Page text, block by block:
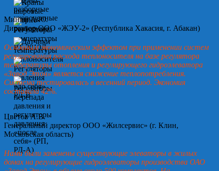
Минин А.Ю.
Директор ООО «ЖЭУ-2» (Республика Хакасия, г. Абакан)
Основным экономическим эффектом при применении систем
регулирования расхода теплоносителя на базе регулятора
температуры отопления и регулирующего гидроэлеватора
«Завод Этон» является снижение теплопотребления.
Система тестировалась в весенний период. Экономия
составила 42%.
Цветов А.В.
Генеральный директор ООО «Жилсервис» (г. Клин,
Московская область)
Нами были заменены существующие элеваторы в жилых
домах на регулирующие гидроэлеваторы производства ОАО